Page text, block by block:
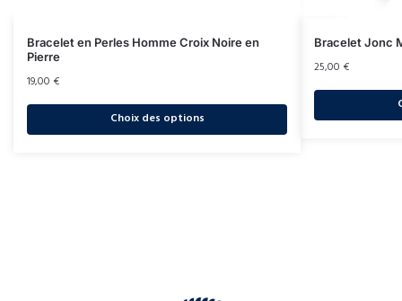
Bracelet en Perles Homme Croix Noire en
Pierre
19,00 €
Choix des options
Bracelet Jonc
25,00 €